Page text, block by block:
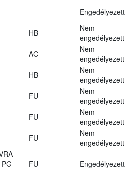
Engedélyezett
HB
Nem
engedélyezett
AC
Nem
engedélyezett
HB
Nem
engedélyezett
FU
Nem
engedélyezett
FU
Nem
engedélyezett
FU
Nem
engedélyezett
FU Engedélyezett